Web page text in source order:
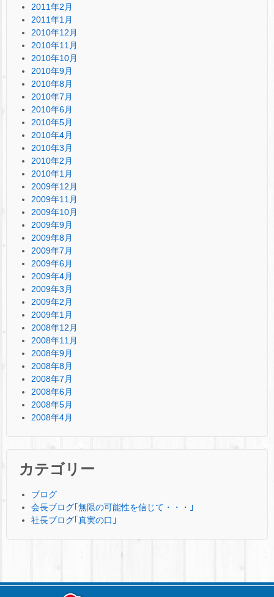
2011年2月
2011年1月
2010年12月
2010年11月
2010年10月
2010年9月
2010年8月
2010年7月
2010年6月
2010年5月
2010年4月
2010年3月
2010年2月
2010年1月
2009年12月
2009年11月
2009年10月
2009年9月
2009年8月
2009年7月
2009年6月
2009年4月
2009年3月
2009年2月
2009年1月
2008年12月
2008年11月
2008年9月
2008年8月
2008年7月
2008年6月
2008年5月
2008年4月
カテゴリー
ブログ
会長ブログ｢無限の可能性を信じて・・・｣
社長ブログ｢真実の口｣